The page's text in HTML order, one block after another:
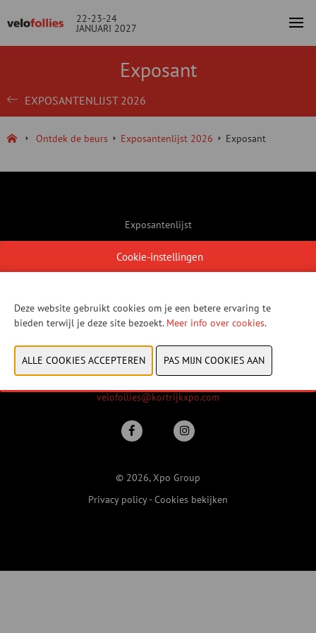
22-23-24
JANUARI 2027
Exposant
EXPOSANTENLIJST 2026
Ontdek de beurs Exposantenlijst 2026 Exposant
Exposantenlijst
Vrijdag 22 januari 2027
Zondag 24 januari 2027
velofollies@kortrijkxpo.com
© 2026, Xpo Group
Privacy policy-Cookies bekijken
Cookie-instellingen
Deze website gebruikt cookies om je een betere ervaring te
bieden terwijl je deze site bezoekt. Meer info over cookies.